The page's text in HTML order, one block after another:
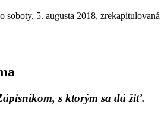
5. augusta 2018,
s ktorým sa dá žiť.